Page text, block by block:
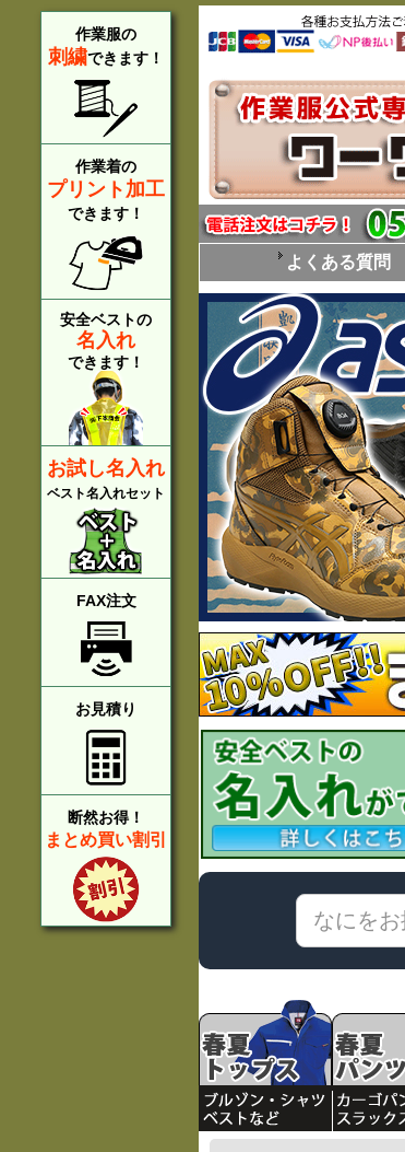
作業服の
刺繍できます！
作業着の
プリント加工
できます！
安全ベストの
名入れ
できます！
お試し名入れ
ベスト名入れセット
FAX注文
お見積り
断然お得！
まとめ買い割引
よくある質問